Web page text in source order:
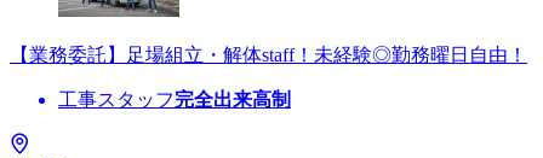
【業務委託】足場組立・解体staff！未経験◎勤務曜日自由！
工事スタッフ完全出来高制